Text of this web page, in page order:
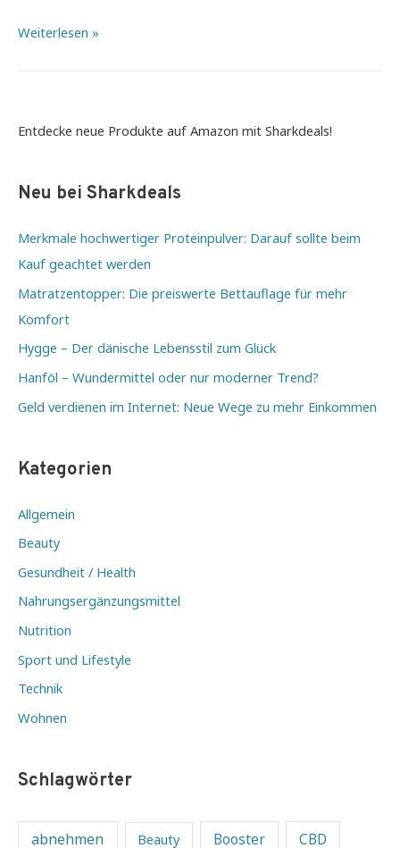
Die
für
Lesezeit
Weiterlesen »
Entdecke neue Produkte auf Amazon mit Sharkdeals!
Neu bei Sharkdeals
Merkmale hochwertiger Proteinpulver: Darauf sollte beim
Kauf geachtet werden
Matratzentopper: Die preiswerte Bettauflage für mehr
Komfort
Hygge – Der dänische Lebensstil zum Glück
Hanföl – Wundermittel oder nur moderner Trend?
Geld verdienen im Internet: Neue Wege zu mehr Einkommen
Kategorien
Allgemein
Beauty
Gesundheit / Health
Nahrungsergänzungsmittel
Nutrition
Sport und Lifestyle
Technik
Wohnen
Schlagwörter
abnehmen Beauty Booster CBD